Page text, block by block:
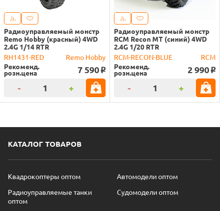
Радиоуправляемый монстр
Remo Hobby (красный) 4WD
2.4G 1/14 RTR
RH1431-RED
Remo Hobby
Рекоменд.
розн.цена 7 590 o
- +
Радиоуправляемый монстр
RCM Recon MT (синий) 4WD
2.4G 1/20 RTR
RCM-RECON-BLUE
RCM
Рекоменд.
розн.цена 2 990 o
- +
КАТАЛОГ ТОВАРОВ
Квадрокоптеры оптом
Автомодели оптом
Радиоуправляемые танки
оптом
Судомодели оптом